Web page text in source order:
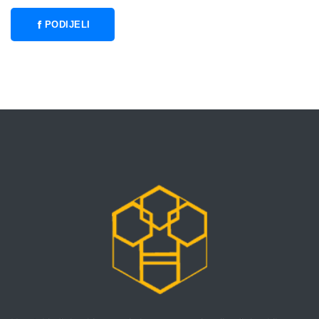
PODIJELI